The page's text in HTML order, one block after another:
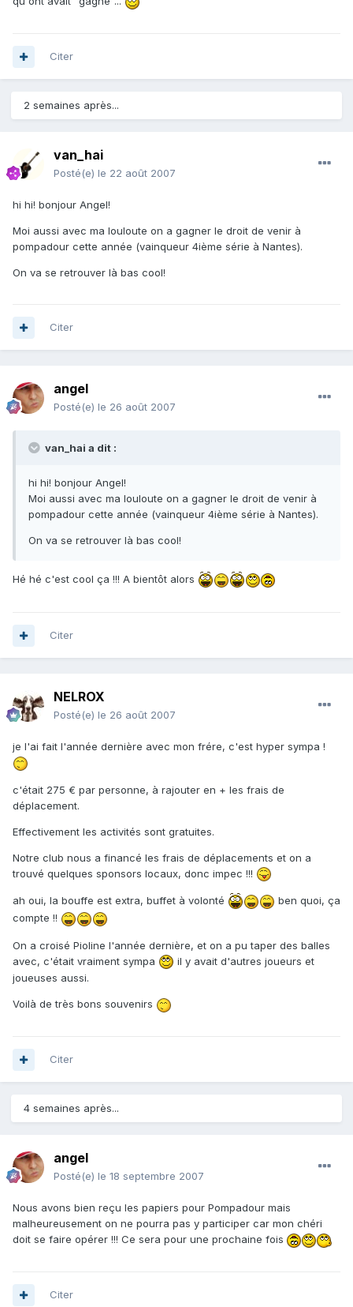
Citer
2 semaines après...
van_hai
Posté(e) le 22 août 2007
hi hi! bonjour Angel!
Moi aussi avec ma louloute on a gagner le droit de venir à
pompadour cette année (vainqueur 4ième série à Nantes).
On va se retrouver là bas cool!
Citer
angel
Posté(e) le 26 août 2007
van_hai a dit :
hi hi! bonjour Angel!
Moi aussi avec ma louloute on a gagner le droit de venir à
pompadour cette année (vainqueur 4ième série à Nantes).
On va se retrouver là bas cool!
Hé hé c'est cool ça !!! A bientôt alors
Citer
NELROX
Posté(e) le 26 août 2007
je l'ai fait l'année dernière avec mon frére, c'est hyper sympa !
c'était 275 € par personne, à rajouter en + les frais de
déplacement.
Effectivement les activités sont gratuites.
Notre club nous a financé les frais de déplacements et on a
trouvé quelques sponsors locaux, donc impec !!!
ah oui, la bouffe est extra, buffet à volonté
ben quoi, ça
compte !!
On a croisé Pioline l'année dernière, et on a pu taper des balles
avec, c'était vraiment sympa
il y avait d'autres joueurs et
joueuses aussi.
Voilà de très bons souvenirs
Citer
4 semaines après...
angel
Posté(e) le 18 septembre 2007
Nous avons bien reçu les papiers pour Pompadour mais
malheureusement on ne pourra pas y participer car mon chéri
doit se faire opérer !!! Ce sera pour une prochaine fois
Citer